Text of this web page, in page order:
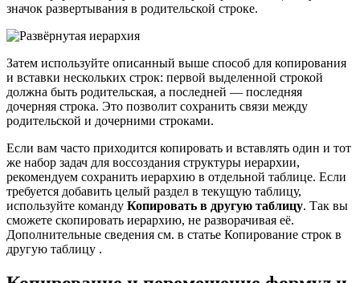
значок развертывания в родительской строке.
Затем используйте описанный выше способ для копирования
и вставки нескольких строк: первой выделенной строкой
должна быть родительская, а последней — последняя
дочерняя строка. Это позволит сохранить связи между
родительской и дочерними строками.
Если вам часто приходится копировать и вставлять один и тот
же набор задач для воссоздания структуры иерархии,
рекомендуем сохранить иерархию в отдельной таблице. Если
требуется добавить целый раздел в текущую таблицу,
используйте команду Копировать в другую таблицу. Так вы
сможете скопировать иерархию, не разворачивая её.
Дополнительные сведения см. в статье Копирование строк в
другую таблицу .